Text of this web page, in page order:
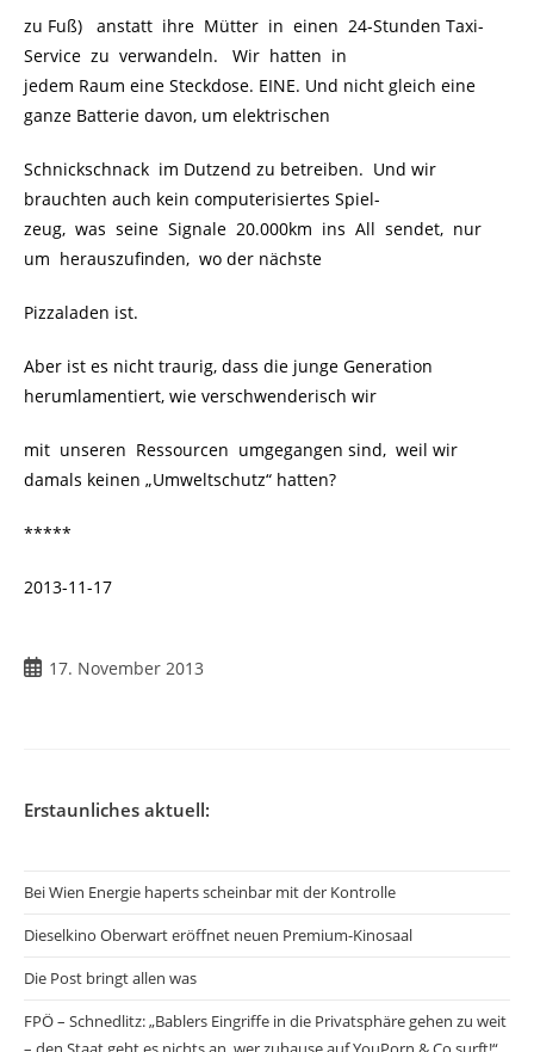
zu Fuß) anstatt ihre Mütter in einen 24-Stunden Taxi-
Service zu verwandeln. Wir hatten in
jedem Raum eine Steckdose. EINE. Und nicht gleich eine
ganze Batterie davon, um elektrischen
Schnickschnack im Dutzend zu betreiben. Und wir
brauchten auch kein computerisiertes Spiel-
zeug, was seine Signale 20.000km ins All sendet, nur
um herauszufinden, wo der nächste
Pizzaladen ist.
Aber ist es nicht traurig, dass die junge Generation
herumlamentiert, wie verschwenderisch wir
mit unseren Ressourcen umgegangen sind, weil wir
damals keinen „Umweltschutz“ hatten?
*****
2013-11-17
17. November 2013
Erstaunliches aktuell:
Bei Wien Energie haperts scheinbar mit der Kontrolle
Dieselkino Oberwart eröffnet neuen Premium-Kinosaal
Die Post bringt allen was
FPÖ – Schnedlitz: „Bablers Eingriffe in die Privatsphäre gehen zu weit